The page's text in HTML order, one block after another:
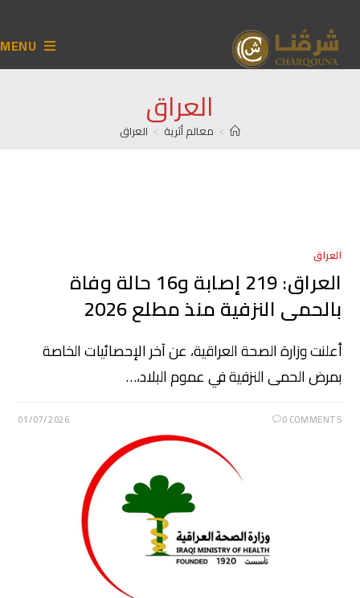
MENU
العراق
> معالم أثرية > العراق
العراق
العراق: 219 إصابة و16 حالة وفاة
بالحمى النزفية منذ مطلع 2026
أعلنت وزارة الصحة العراقية، عن آخر الإحصائيات الخاصة
بمرض الحمى النزفية في عموم البلاد،…
0 COMMENTS
01/07/2026